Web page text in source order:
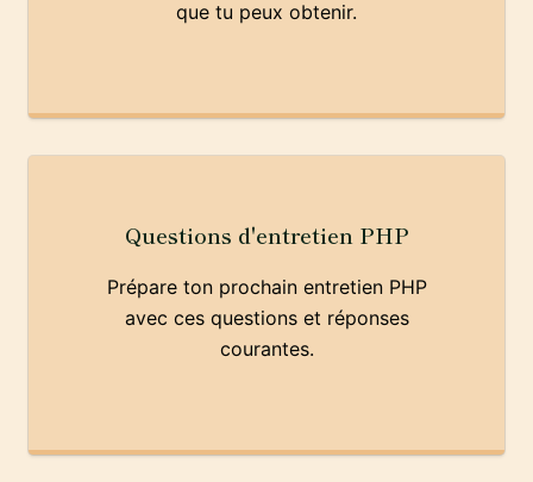
que tu peux obtenir.
Questions d'entretien PHP
Prépare ton prochain entretien PHP
avec ces questions et réponses
courantes.